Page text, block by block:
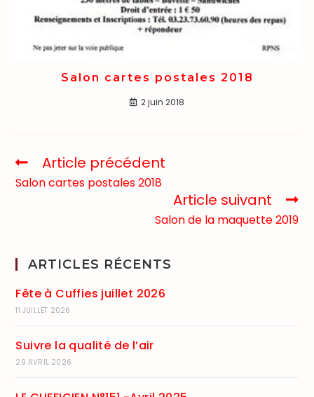
Salon cartes postales 2018
2 juin 2018
Article précédent
Salon cartes postales 2018
Article suivant
Salon de la maquette 2019
ARTICLES RÉCENTS
Fête à Cuffies juillet 2026
11 JUILLET 2026
Suivre la qualité de l’air
29 AVRIL 2026